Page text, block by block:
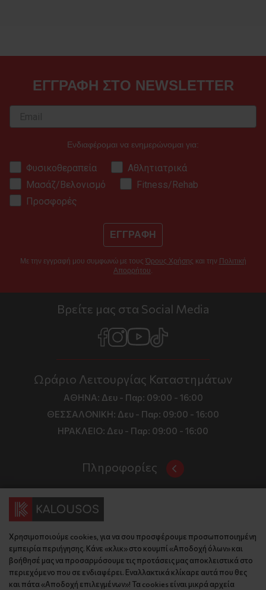
ΕΓΓΡΑΦΗ ΣΤΟ NEWSLETTER
Ενδιαφέρομαι να ενημερώνομαι για:
Φυσικοθεραπεία
Αθλητιατρικά
Μασάζ/Βελονισμό
Fitness/Rehab
Προσφορές
ΕΓΓΡΑΦΗ
Με την εγγραφή μου συμφωνώ με τους Όρους Χρήσης και την Πολιτική
Απορρήτου.
Βρείτε μας στα Social Media
Ωράριο Λειτουργίας Καταστημάτων
ΑΘΗΝΑ: Δευ - Παρ: 09:00 - 16:00
ΘΕΣΣΑΛΟΝΙΚΗ: Δευ - Παρ: 09:00 - 16:00
ΗΡΑΚΛΕΙΟ: Δευ - Παρ: 09:00 - 16:00
Πληροφορίες
Όροι και Προϋποθέσεις
Τιμές, Τρόποι Αποστολής και Πληρωμής
Πολιτική Απορρήτου
Κώδικας Δεοντολογίας
Εταιρικό Προφίλ
KLoop - Loyalty Program
Επικοινωνία
Διεύθυνση
Έδρα: Γράμμου 29, 18345 , Μοσχάτο Αττική
Θεσ/νίκη: Λυσάνδρου 8, 54642, Θεσσαλονίκη
Κρήτη: Θερίσου 52, 71305, Ηράκλειο
Βρείτε μας στον χάρτη
Χρησιμοποιούμε cookies, για να σου προσφέρουμε προσωποποιημένη
εμπειρία περιήγησης. Κάνε «κλικ» στο κουμπί «Αποδοχή όλων» και
βοήθησέ μας να προσαρμόσουμε τις προτάσεις μας αποκλειστικά στο
περιεχόμενο που σε ενδιαφέρει. Εναλλακτικά κλίκαρε αυτά που θες
και πάτα «Αποδοχή επιλεγμένων»! Τα cookies είναι μικρά αρχεία